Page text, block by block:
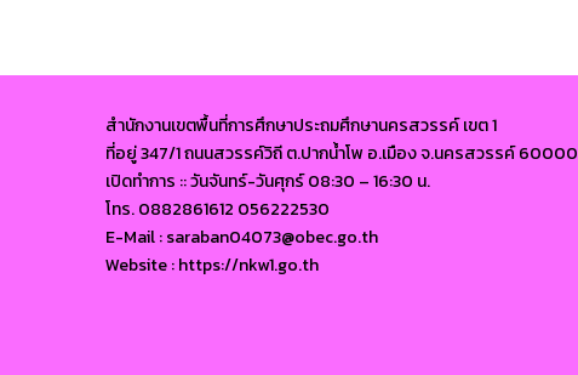
สำนักงานเขตพื้นที่การศึกษาประถมศึกษานครสวรรค์ เขต 1
ที่อยู่ 347/1 ถนนสวรรค์วิถี ต.ปากน้ำโพ อ.เมือง จ.นครสวรรค์ 60000
เปิดทำการ :: วันจันทร์-วันศุกร์ 08:30 – 16:30 น.
โทร. 0882861612 056222530
E-Mail : saraban04073@obec.go.th
Website : https://nkw1.go.th